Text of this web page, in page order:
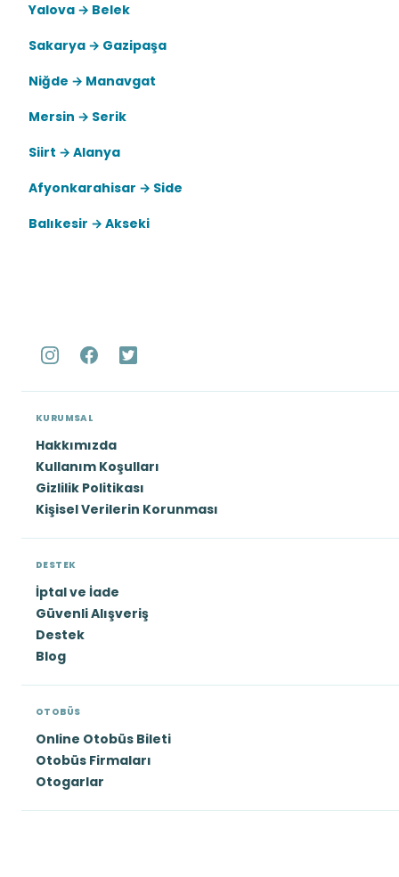
Yalova → Belek
Sakarya → Gazipaşa
Niğde → Manavgat
Mersin → Serik
Siirt → Alanya
Afyonkarahisar → Side
Balıkesir → Akseki
KURUMSAL
Hakkımızda
Kullanım Koşulları
Gizlilik Politikası
Kişisel Verilerin Korunması
DESTEK
İptal ve İade
Güvenli Alışveriş
Destek
Blog
OTOBÜS
Online Otobüs Bileti
Otobüs Firmaları
Otogarlar